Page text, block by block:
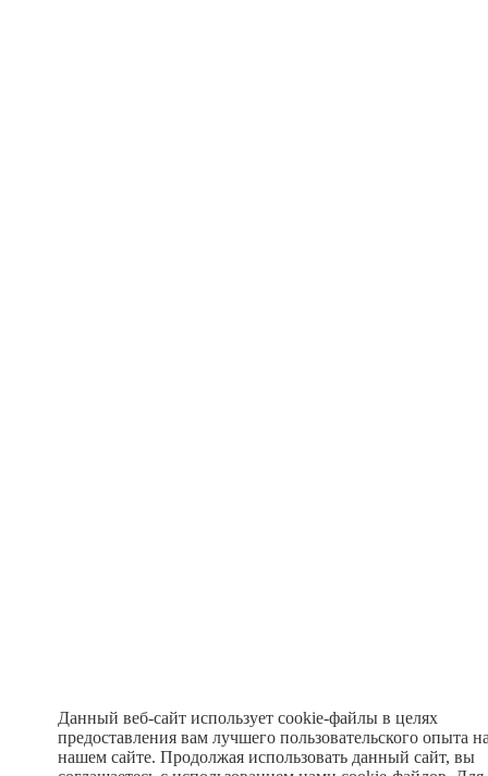
Данный веб-сайт использует cookie-файлы в целях
предоставления вам лучшего пользовательского опыта
нашем сайте. Продолжая использовать данный сайт, вы